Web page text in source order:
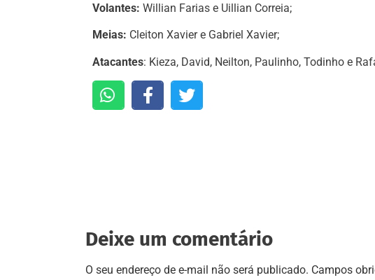
Volantes: Willian Farias e Uillian Correia;
Meias: Cleiton Xavier e Gabriel Xavier;
Atacantes: Kieza, David, Neilton, Paulinho, Todinho e
Deixe um comentário
O seu endereço de e-mail não será publicado. Campos